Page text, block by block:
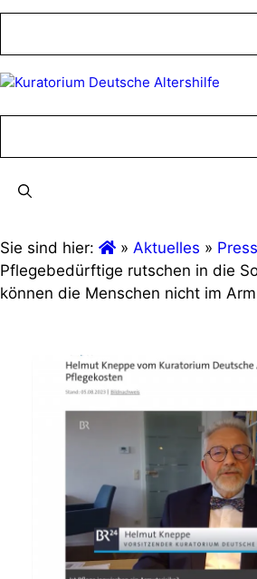
Sie sind hier: » Aktuelles »
Pflegebedürftige rutschen in die
können die Menschen nicht im